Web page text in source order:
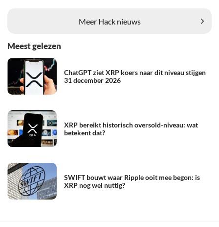
Meer Hack nieuws
Meest gelezen
ChatGPT ziet XRP koers naar dit niveau stijgen
31 december 2026
XRP bereikt historisch oversold-niveau: wat
betekent dat?
SWIFT bouwt waar Ripple ooit mee begon: is
XRP nog wel nuttig?